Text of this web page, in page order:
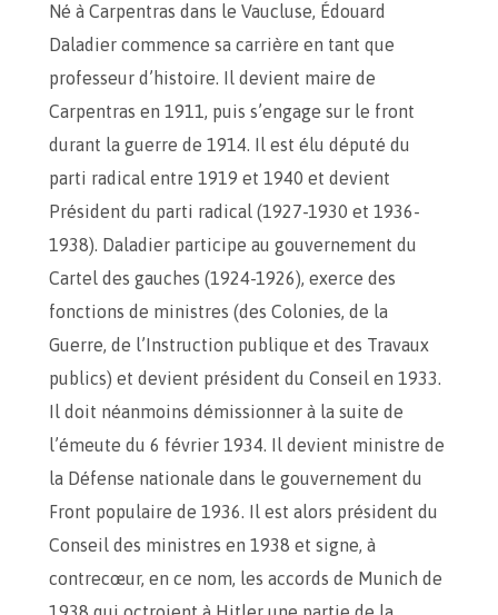
Né à Carpentras dans le Vaucluse, Édouard
Daladier commence sa carrière en tant que
professeur d’histoire. Il devient maire de
Carpentras en 1911, puis s’engage sur le front
durant la guerre de 1914. Il est élu député du
parti radical entre 1919 et 1940 et devient
Président du parti radical (1927-1930 et 1936-
1938). Daladier participe au gouvernement du
Cartel des gauches (1924-1926), exerce des
fonctions de ministres (des Colonies, de la
Guerre, de l’Instruction publique et des Travaux
publics) et devient président du Conseil en 1933.
Il doit néanmoins démissionner à la suite de
l’émeute du 6 février 1934. Il devient ministre de
la Défense nationale dans le gouvernement du
Front populaire de 1936. Il est alors président du
Conseil des ministres en 1938 et signe, à
contrecœur, en ce nom, les accords de Munich de